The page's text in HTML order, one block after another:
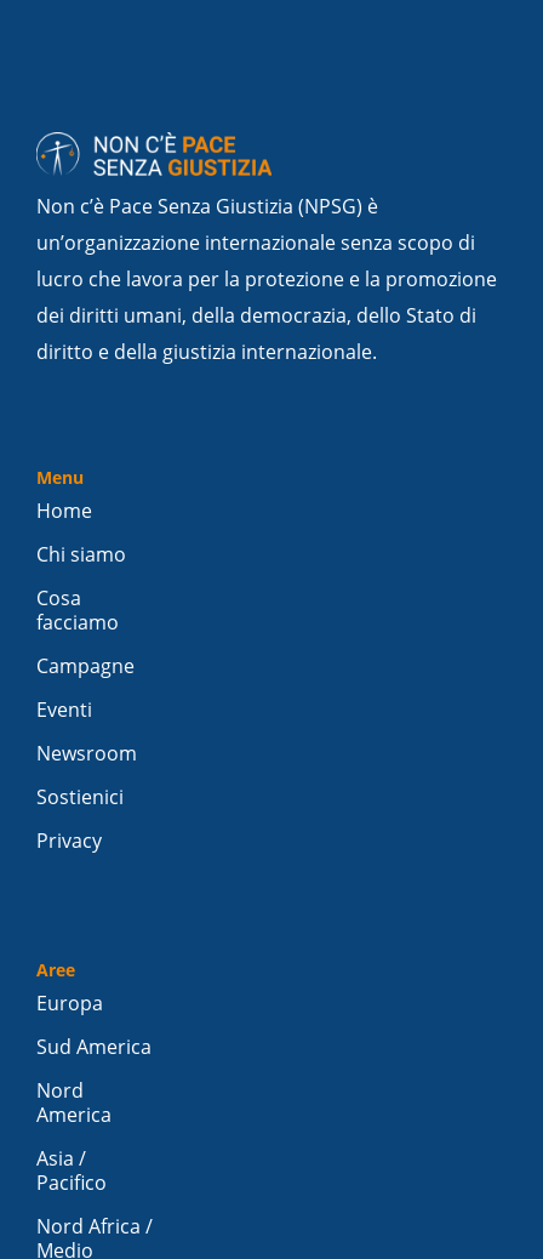
Non c’è Pace Senza Giustizia (NPSG) è
un’organizzazione internazionale senza scopo di
lucro che lavora per la protezione e la promozione
dei diritti umani, della democrazia, dello Stato di
diritto e della giustizia internazionale.
Menu
Home
Chi siamo
Cosa
facciamo
Campagne
Eventi
Newsroom
Sostienici
Privacy
Aree
Europa
Sud America
Nord
America
Asia /
Pacifico
Nord Africa /
Medio